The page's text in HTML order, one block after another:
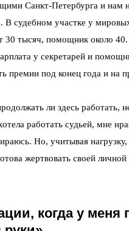
Санкт-Петербурга и нам
В судебном участке у
30 тысяч, помощник около
у секретарей и
премии под конец года и на
ли здесь работать,
работать судьей, мне
Но, учитывая
жертвовать своей
когда у меня